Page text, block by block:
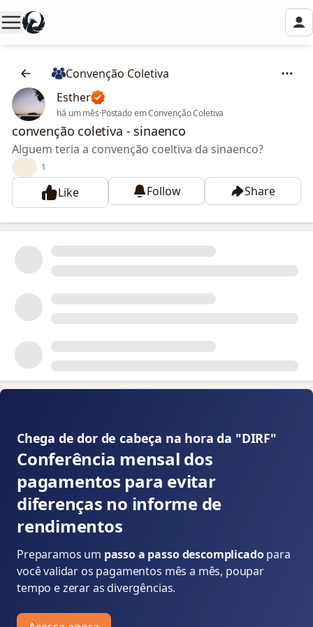
Convenção Coletiva
Esther
há um mês·Postado em Convenção Coletiva
convenção coletiva - sinaenco
Alguem teria a convenção coeltiva da sinaenco?
1
Like Follow Share
Chega de dor de cabeça na hora da "DIRF" 👇
Conferência mensal dos
pagamentos para evitar
diferenças no informe de
rendimentos
Preparamos um passo a passo descomplicadopara
você validar os pagamentos mês a mês, poupar
tempo e zerar as divergências.